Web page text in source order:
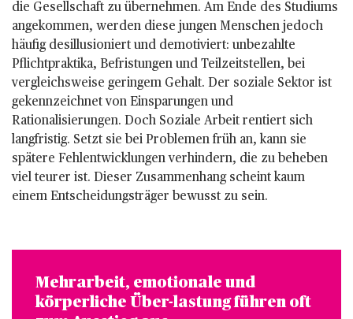
die Gesellschaft zu übernehmen. Am Ende des Studiums
angekommen, werden diese jungen Menschen jedoch
häufig desillusioniert und demotiviert: unbezahlte
Pflichtpraktika, Befristungen und Teilzeitstellen, bei
vergleichsweise geringem Gehalt. Der soziale Sektor ist
gekennzeichnet von Einsparungen und
Rationalisierungen. Doch Soziale Arbeit rentiert sich
langfristig. Setzt sie bei Problemen früh an, kann sie
spätere Fehlentwicklungen verhindern, die zu beheben
viel teurer ist. Dieser Zusammenhang scheint kaum
einem Entscheidungsträger bewusst zu sein.
Mehrarbeit, emotionale und
körperliche Über-lastung führen oft